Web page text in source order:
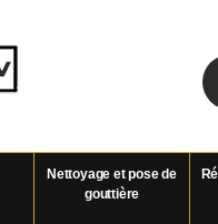
Nettoyage et pose de
gouttière